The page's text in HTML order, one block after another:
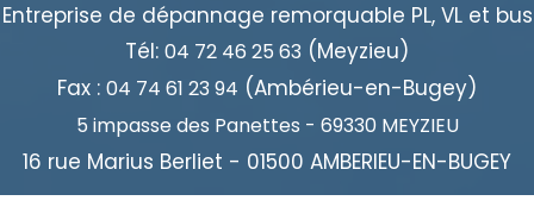
Entreprise de dépannage remorquable PL, VL et bus
Tél: 04 72 46 25 63 (Meyzieu)
Fax : 04 74 61 23 94 (Ambérieu-en-Bugey)
5 impasse des Panettes - 69330 MEYZIEU
16 rue Marius Berliet - 01500 AMBERIEU-EN-BUGEY